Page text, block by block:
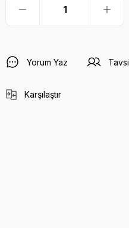
Yorum Yaz
Karşılaştır